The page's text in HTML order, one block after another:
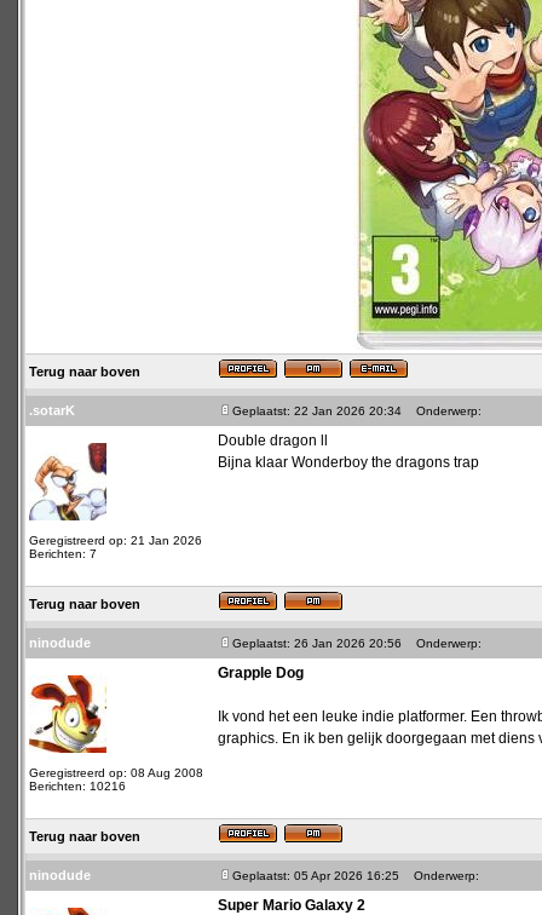
Terug naar boven
.sotarK Geplaatst: 22 Jan 2026 20:34 Onderwerp:
Geregistreerd op: 21 Jan 2026
Berichten: 7
Double dragon ll
Bijna klaar Wonderboy the dragons trap
Terug naar boven
ninodude Geplaatst: 26 Jan 2026 20:56 Onderwerp:
Geregistreerd op: 08 Aug 2008
Berichten: 10216
Grapple Dog
Ik vond het een leuke indie platformer. Een
graphics. En ik ben gelijk doorgegaan met
Terug naar boven
ninodude Geplaatst: 05 Apr 2026 16:25 Onderwerp:
Super Mario Galaxy 2